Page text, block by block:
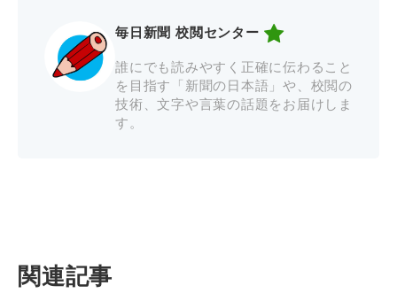
毎日新聞 校閲センター
誰にでも読みやすく正確に伝わること
を目指す「新聞の日本語」や、校閲の
技術、文字や言葉の話題をお届けしま
す。
関連記事